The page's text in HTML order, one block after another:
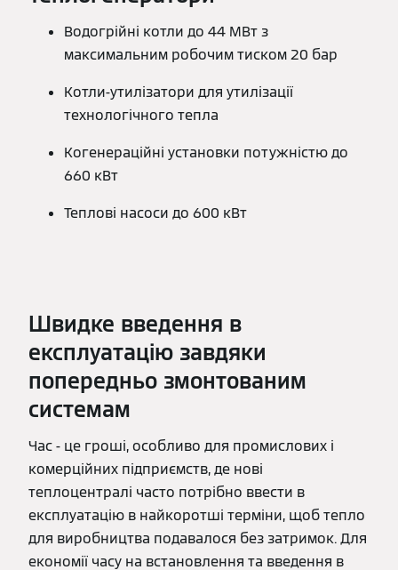
Водогрійні котли до 44 МВт з
максимальним робочим тиском 20 бар
Котли-утилізатори для утилізації
технологічного тепла
Когенераційні установки потужністю до
660 кВт
Теплові насоси до 600 кВт
Швидке введення в
експлуатацію завдяки
попередньо змонтованим
системам
Час - це гроші, особливо для промислових і
комерційних підприємств, де нові
теплоцентралі часто потрібно ввести в
експлуатацію в найкоротші терміни, щоб тепло
для виробництва подавалося без затримок. Для
економії часу на встановлення та введення в